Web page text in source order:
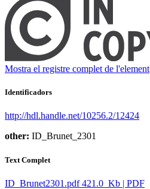
Mostra el registre complet de l'element
Identificadors
http://hdl.handle.net/10256.2/12424
other: ID_Brunet_2301
Text Complet
ID_Brunet2301.pdf 421.0 Kb | PDF